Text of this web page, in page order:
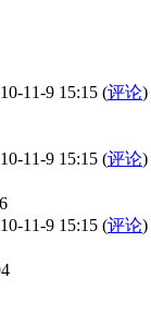
11-9 15:15 (评论)
11-9 15:15 (评论)
11-9 15:15 (评论)